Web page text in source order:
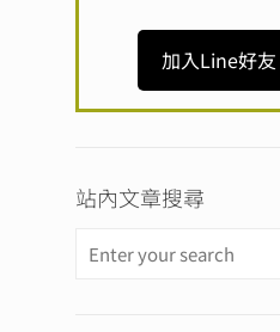
加入Line好友
站內文章搜尋